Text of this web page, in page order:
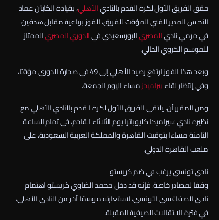
حقق الفريق الأول لكرة القدم بالناديالأهلي، بقيادة الكابتن عماد
النحاس المدير الفني المؤقت للفريق، الفوز برباعية مقابل هدفين،
في مرمي ناديالمصريالبورسعيدي فيالدوري المصريالممتاز
للموسم الكروي الحالي.
وبعد هذا الفوز ارتفع رصيد الأهلي إلى 49 في صدارة الدوري مؤقتا،
وفي إنتظار لقاءبيراميدزمساء اليوم الجمعة.
ومن المقرر أن، يلتقي الفريق الأول لكرة القدم بالنادي الأهلي مع
نظيره نادي سيراميكا كليوباترا يوم الثلاثاء القادم، في تمام الساعة
الثامنة مساءا بتوقيت القاهرة والمملكة العربية السعودية، على
ملعب القاهرة الدولي.
نادي تونسي يرغب في ضم كريستو
وفقا لمصادر خاصة، فإنه قد دخل محمد الضاوي كريستو اهتمام
نادي الصفاقسي التونسي، لاستعارته موسمًا آخر من النادي الأهلي،
في فترة الانتقالات الصيفية المقبلة.